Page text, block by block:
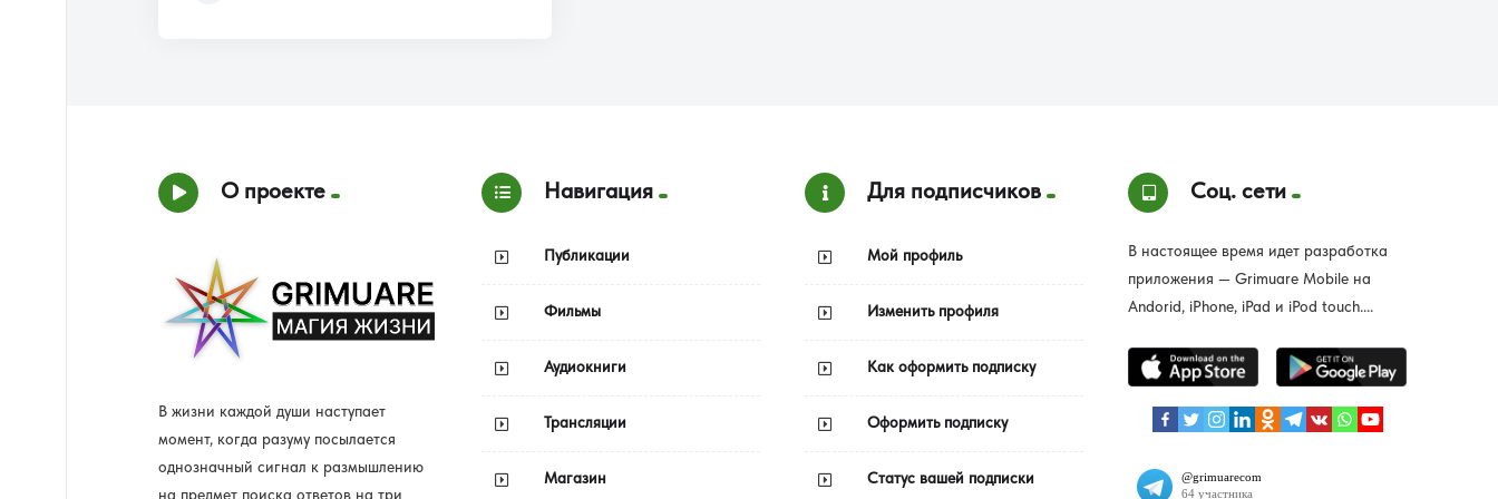
О проекте
В жизни каждой души наступает
момент, когда разуму посылается
однозначный сигнал к размышлению
на предмет поиска ответов на три
Навигация
Публикации
Фильмы
Аудиокниги
Трансляции
Магазин
Для подписчиков
Мой профиль
Изменить профиля
Как оформить подписку
Оформить подписку
Статус вашей подписки
Соц. сети
В настоящее время идет разработка
приложения — Grimuare Mobile на
Andorid, iPhone, iPad и iPod touch....